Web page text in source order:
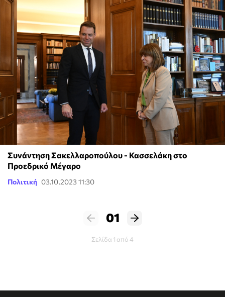
Συνάντηση Σακελλαροπούλου - Κασσελάκη στο
Προεδρικό Μέγαρο
Πολιτική 03.10.2023 11:30
01
Σελίδα 1 από 4